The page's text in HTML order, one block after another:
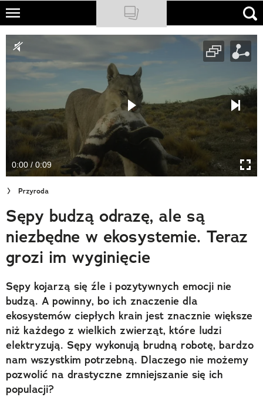
Skip
main
content
NATIONAL GEOGRAPHIC
TRAVELER
PODCASTY
Sklep
Newsletter
Cuda Polski
Wielki Konkurs Fotograficzny
Trendbook Podróżniczy
Polecane
0:00 / 0:09
Przyroda
Sępy budzą odrazę, ale są
niezbędne w ekosystemie. Teraz
grozi im wyginięcie
Sępy kojarzą się źle i pozytywnych emocji nie
budzą. A powinny, bo ich znaczenie dla
ekosystemów ciepłych krain jest znacznie większe
niż każdego z wielkich zwierząt, które ludzi
elektryzują. Sępy wykonują brudną robotę, bardzo
nam wszystkim potrzebną. Dlaczego nie możemy
pozwolić na drastyczne zmniejszanie się ich
populacji?